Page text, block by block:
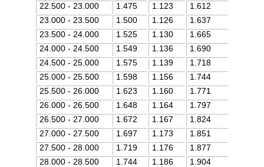
22.500 - 23.000
1.475 1.123
1.612
23.000 - 23.500
1.500 1.126
1.637
23.500 - 24.000
1.525 1.130
1.665
24.000 - 24.500
1.549 1.136
1.690
24.500 - 25.000
1.575 1.139
1.718
25.000 - 25.500
1.598 1.156
1.744
25.500 - 26.000
1.623 1.160
1.771
26.000 - 26.500
1.648 1.164
1.797
26.500 - 27.000
1.672 1.167
1.824
27.000 - 27.500
1.697 1.173
1.851
27.500 - 28.000
1.719 1.176
1.877
28.000 - 28.500
1.744 1.186
1.904